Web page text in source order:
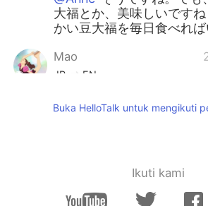
大福とか、美味しいです
かい豆大福を毎日食べれ
Mao
JP EN
いえいえ、ぷれり
Buka HelloTalk untuk mengikuti
Ikuti kami